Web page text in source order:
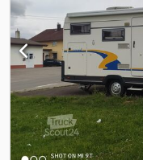
Marke: Dethleffs *
Ducato Light Tiefrahmen
Leistung: 150 PS *
* Dachklimaanlage (
Gasaußensteckdose *
in Heckgarage ) *
Besichtigung und
Beratung nach
Standort / Adresse: *